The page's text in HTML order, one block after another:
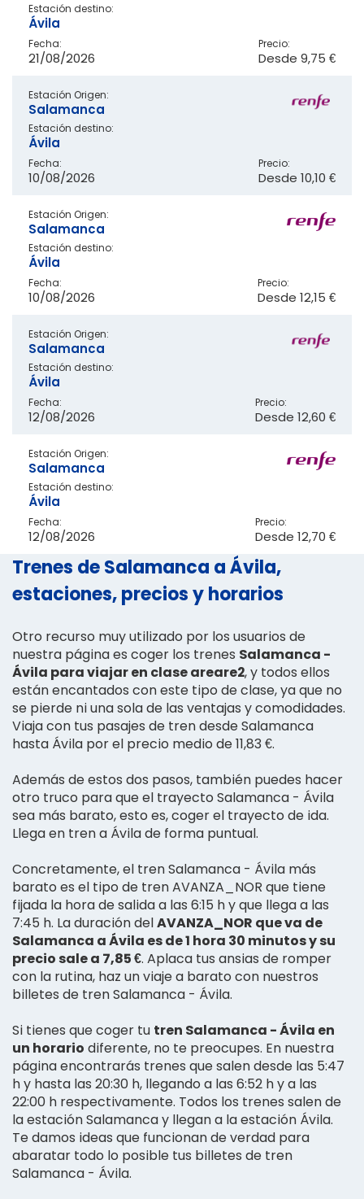
Estación destino:
Ávila
Fecha:
21/08/2026
Precio:
Desde 9,75 €
Estación Origen:
Salamanca
Estación destino:
Ávila
Fecha:
10/08/2026
Precio:
Desde 10,10 €
Estación Origen:
Salamanca
Estación destino:
Ávila
Fecha:
10/08/2026
Precio:
Desde 12,15 €
Estación Origen:
Salamanca
Estación destino:
Ávila
Fecha:
12/08/2026
Precio:
Desde 12,60 €
Estación Origen:
Salamanca
Estación destino:
Ávila
Fecha:
12/08/2026
Precio:
Desde 12,70 €
Trenes de Salamanca a Ávila,
estaciones, precios y horarios
Otro recurso muy utilizado por los usuarios de
nuestra página es coger los trenes Salamanca -
Ávila para viajar en clase areare2, y todos ellos
están encantados con este tipo de clase, ya que no
se pierde ni una sola de las ventajas y comodidades.
Viaja con tus pasajes de tren desde Salamanca
hasta Ávila por el precio medio de 11,83 €.
Además de estos dos pasos, también puedes hacer
otro truco para que el trayecto Salamanca - Ávila
sea más barato, esto es, coger el trayecto de ida.
Llega en tren a Ávila de forma puntual.
Concretamente, el tren Salamanca - Ávila más
barato es el tipo de tren AVANZA_NOR que tiene
fijada la hora de salida a las 6:15 h y que llega a las
7:45 h. La duración delAVANZA_NOR que va de
Salamanca a Ávila es de 1 hora 30 minutos y su
precio sale a 7,85 €. Aplaca tus ansias de romper
con la rutina, haz un viaje a barato con nuestros
billetes de tren Salamanca - Ávila.
Si tienes que coger tu tren Salamanca - Ávila en
un horario diferente, no te preocupes. En nuestra
página encontrarás trenes que salen desde las 5:47
h y hasta las 20:30 h, llegando a las 6:52 h y a las
22:00 h respectivamente. Todos los trenes salen de
la estación Salamanca y llegan a la estación Ávila.
Te damos ideas que funcionan de verdad para
abaratar todo lo posible tus billetes de tren
Salamanca - Ávila.